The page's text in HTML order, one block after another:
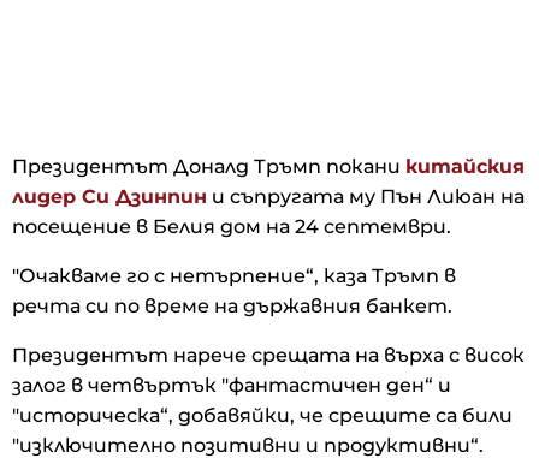
Президентът Доналд Тръмп покани китайския
лидер Си Дзинпин и съпругата му Пън Лиюан на
посещение в Белия дом на 24 септември.
"Очакваме го с нетърпение“, каза Тръмп в
речта си по време на държавния банкет.
Президентът нарече срещата на върха с висок
залог в четвъртък "фантастичен ден“ и
"историческа“, добавяйки, че срещите са били
"изключително позитивни и продуктивни“.